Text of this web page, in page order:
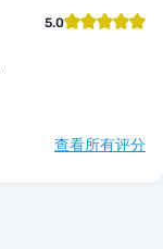
5.0
查看所有评分